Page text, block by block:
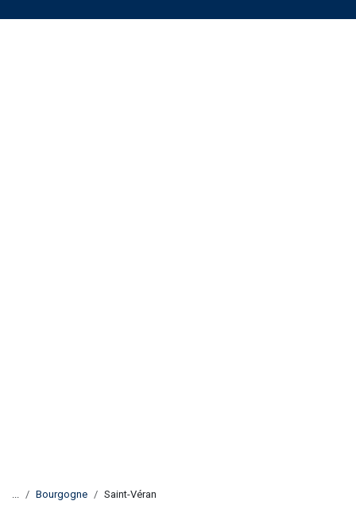
... Bourgogne Saint-Véran